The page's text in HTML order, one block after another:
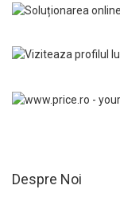
Despre Noi